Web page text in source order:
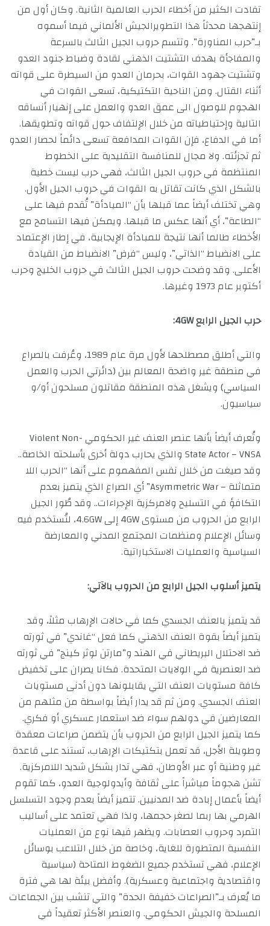
تفادت الكثير من أخطاء الحرب العالمية الثانية. وكان أول من
إنتهجها محدثاً هذا التطويرالجيش الألماني فيما أسموه
بـ”حرب المناورة”. وتتسم حروب الجيل الثالث بالسرعة
والمفاجأة بهدف التشتيت الذهني لقادة وضباط جنود العدو
وتشتيت جهود القوات، بحرمان العدو من السيطرة على قواته
أثناء القتال. ومن الناحية التكتيكية، تسعى القوات في
الهجوم للوصول الى عمق العدو والعمل على إنهيار أنساقه
التالية وإحتياطياته من خلال الإلتفاف حول قواته وتطويقها.
أما في الدفاع، فإن القوات المدافعة تسعى دائماً لحصار العدو
ثم تجزئته. ولا مجال للمنافسة التقليدية على الخطوط
المنتظمة في حروب الجيل الثالث، فهي حرب ليست خطية
بالشكل الذي كانت تقاتل به القوات في حروب الجيل الأول.
وهي تختلف أيضاً عما قبلها بأن “المبادأة” تُقدم فيها على
“الطاعة”، أي أنها عكس ما قبلها. ويمكن فيها التسامح مع
الأخطاء طالما أنها نتيجة للمبادأة الإيجابية، في إطار الإعتماد
على الانضباط “الذاتي”، وليس “فرض” الانضباط من القيادة
الأعلى. وقد وضحت حروب الجيل الثالث في حروب الخليج وحرب
أكتوبر عام 1973 وغيرها.
حرب الجيل الرابع 4GW:
والتي أطلق مصطلحها لأول مرة عام 1989، وعُرفت بالصراع
في منطقة غير واضحة المعالم بين (دائرتي الحرب والعمل
السياسي) ويشغل هذه المنطقة مقاتلون مسلحون أو/و
سياسيون.
وتُعرف أيضاً بأنها عنصر العنف غير الحكومي Violent Non-
State Actor – VNSA والذي يحارب دولة أخرى بأسلحته الخاصة..
وقد صيغت من خلال نفس المفهموم على أنها “الحرب اللا
متماثلة – Asymmetric War” أي الصراع الذي يتميز بعدم
التكافؤ في التسليح ولامركزية الإجراءات.. وقد طُور الجيل
الرابع من الحروب من مستوى 4GW إلى 4.6GW، لتُستخدم فيه
وسائل الإعلام ومنظمات المجتمع المدني والمعارضة
السياسية والعمليات الاستخباراتية.
يتميز أسلوب الجيل الرابع من الحروب بالآتي:
قد يتميز بالعنف الجسدي كما في حالات الإرهاب مثلاً، وقد
يتميز أيضاً بقوة العنف الذهني كما فعل “غاندي” في ثورته
ضد الاحتلال البريطاني في الهند و”مارتن لوثر كينج” في ثورته
ضد العنصرية في الولايات المتحدة. فكانا يصران على تخفيض
كافة مستويات العنف التي يقابلونها دون أدنى مستويات
العنف الجسدي. ومن ثم قد يدار أيضاً بواسطة من مثلهم من
المعارضين في دولهم سواء ضد استعمار عسكري أو فكري.
كما يتميز الجيل الرابع من الحروب بأن يتضمن صراعات معقدة
وطويلة الأجل، قد تعمل بتكتيكات الإرهاب، تستند على قاعدة
غير وطنية أو عبر الأوطان، فهي تدار بشكل شديد اللامركزية.
تشن هجوماً مباشراً على ثقافة وأيدولوجية العدو، كما تقوم
أيضاً بأعمال إبادة ضد المدنيين. تتميز أيضاً بعدم وجود التسلسل
الهرمي بها ربما لصغر حجمها، ولذا فهي تعتمد على أساليب
التمرد وحروب العصابات. ويظهر فيها نوع من العمليات
النفسية المتطورة للغاية، وخاصة من خلال التلاعب بوسائل
الإعلام، فهي تستخدم جميع الضغوط المتاحة (سياسية
واقتصادية واجتماعية وعسكرية). وأفضل بيئة لها هي فترة
ما يُعرف بـ”الصراعات خفيفة الحدة” والتي تنشب بين الجماعات
المسلحة والجيش الحكومي. والعنصر الأكثر تعقيداً في